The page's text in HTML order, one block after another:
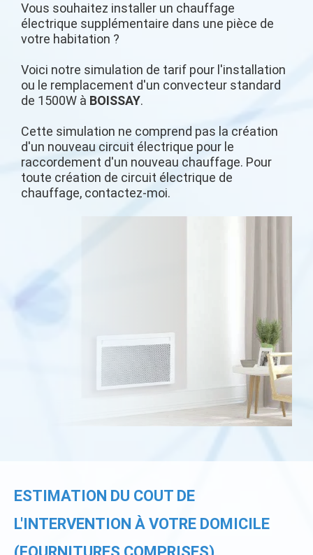
Vous souhaitez installer un chauffage
électrique supplémentaire dans une pièce de
votre habitation ?
Voici notre simulation de tarif pour l'installation
ou le remplacement d'un convecteur standard
de 1500W à BOISSAY.
Cette simulation ne comprend pas la création
d'un nouveau circuit électrique pour le
raccordement d'un nouveau chauffage. Pour
toute création de circuit électrique de
chauffage, contactez-moi.
ESTIMATION DU COUT DE
L'INTERVENTION À VOTRE DOMICILE